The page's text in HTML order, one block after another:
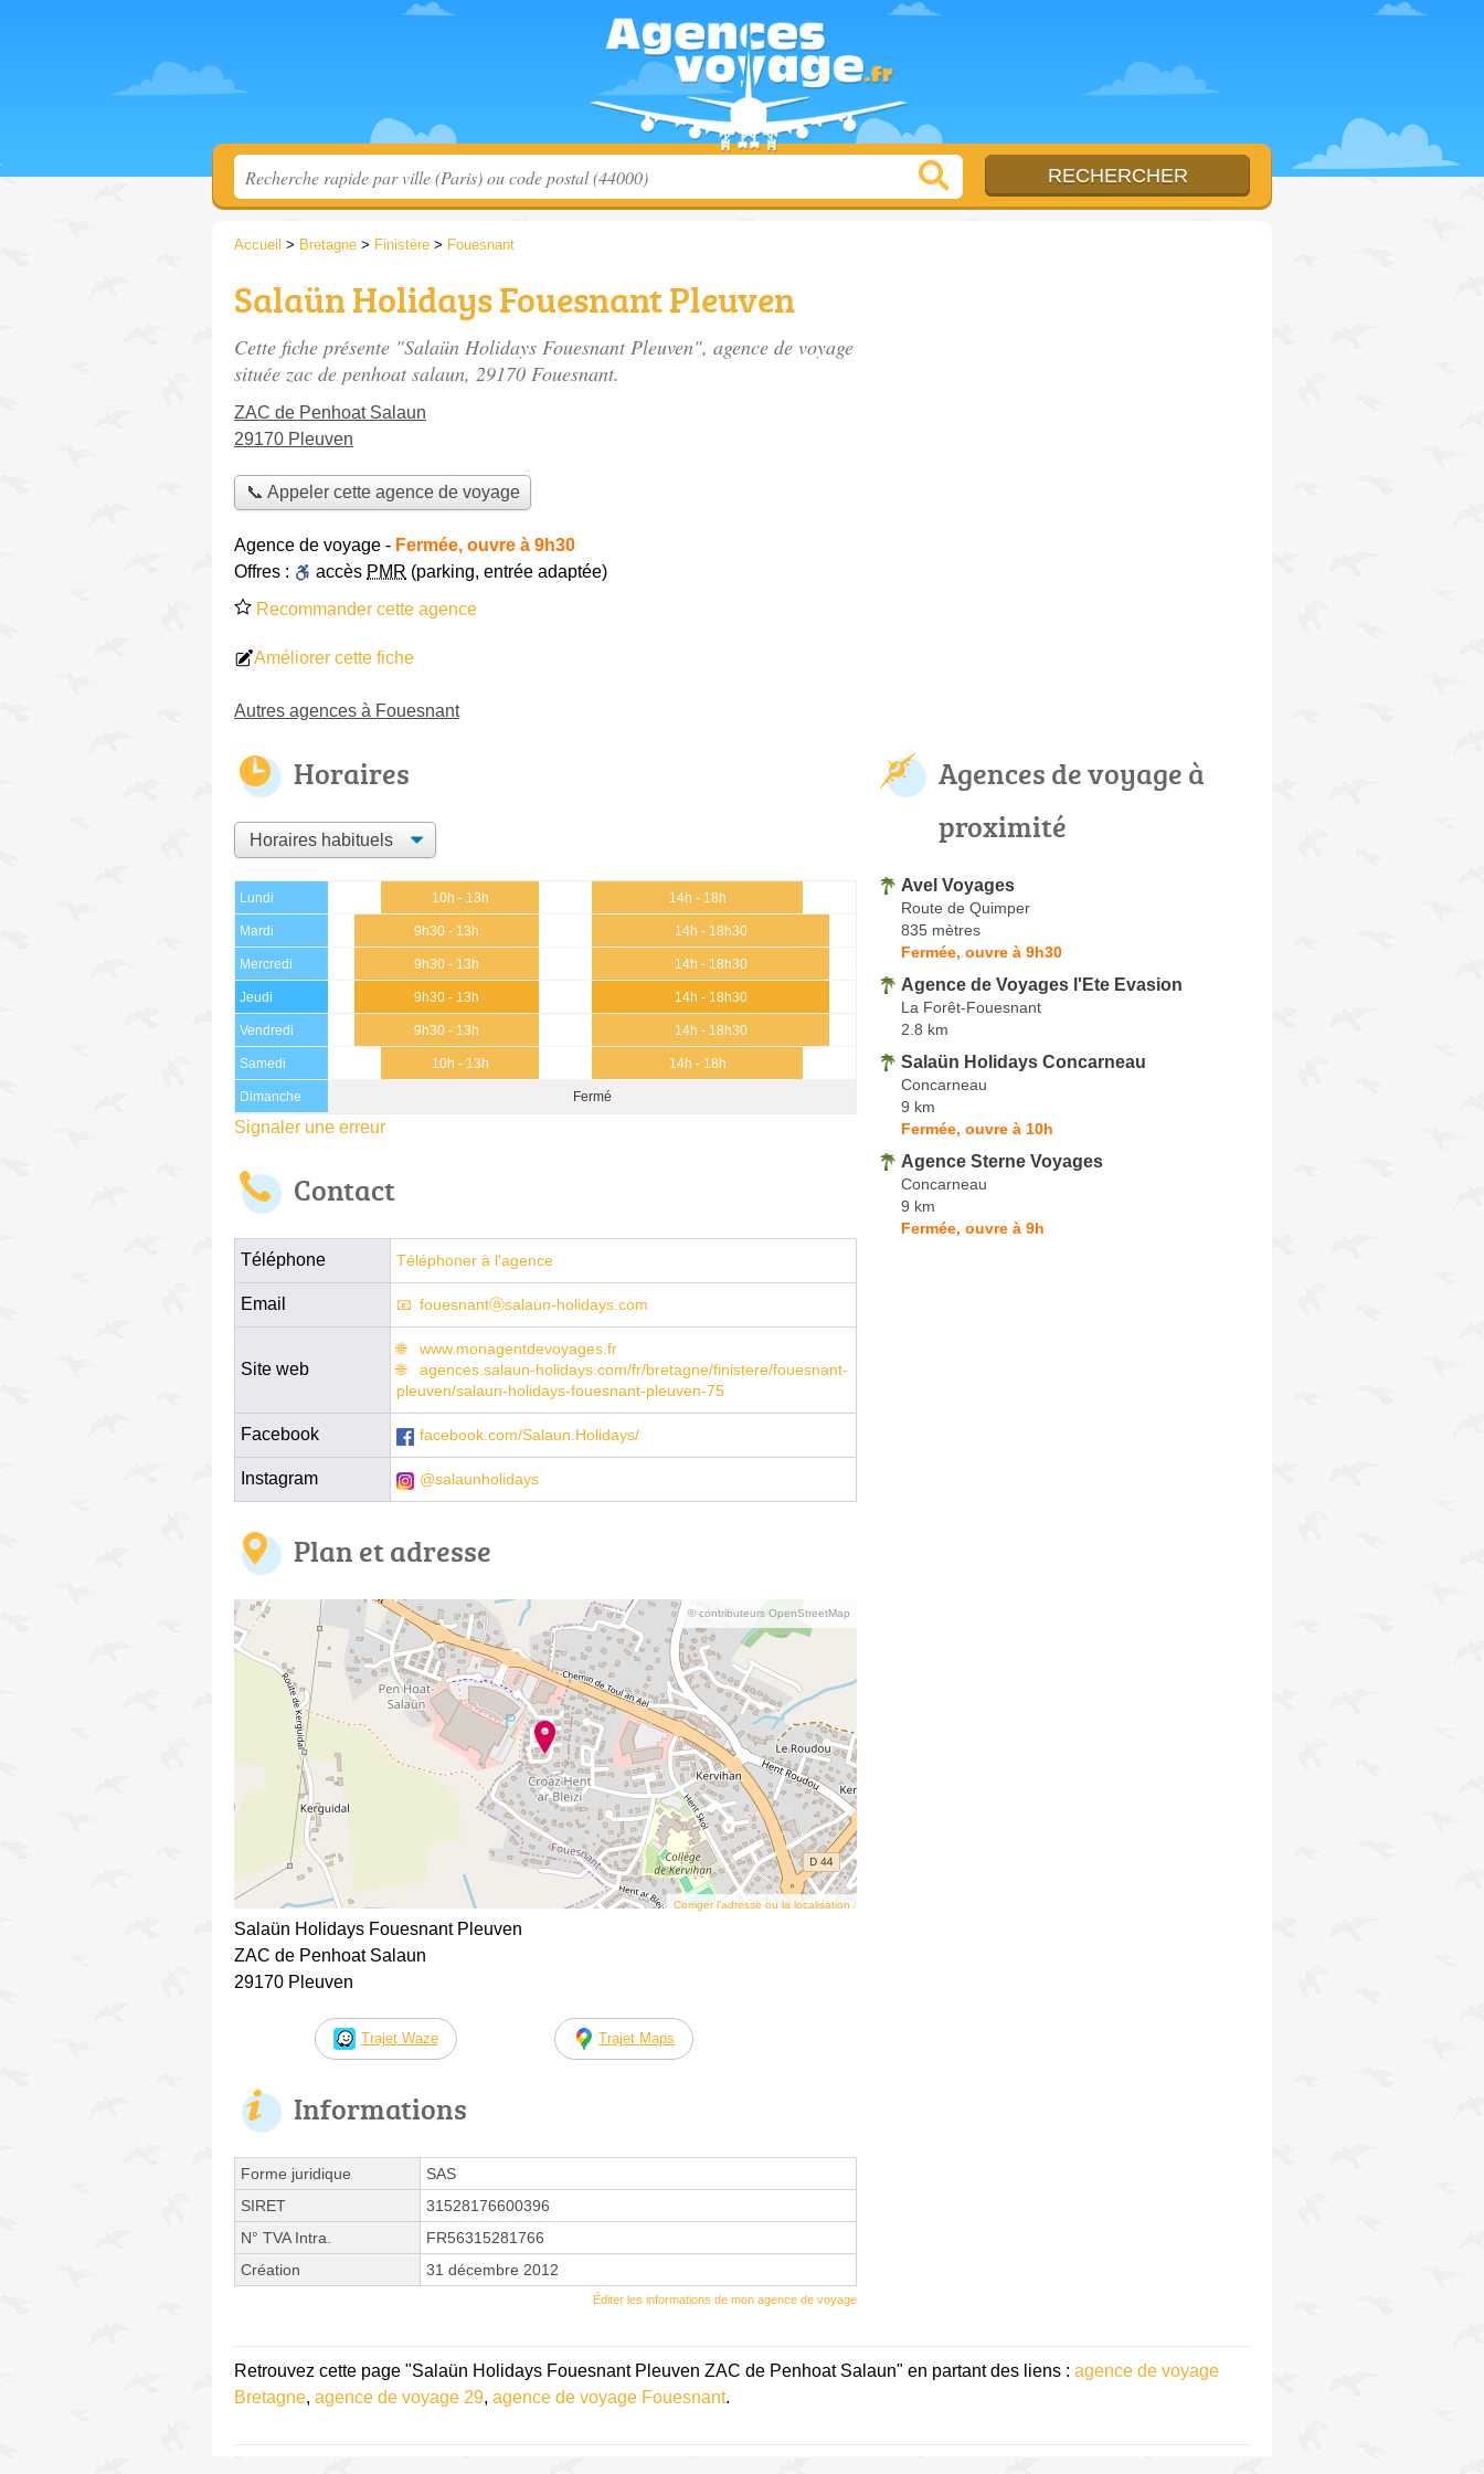
Accueil > Bretagne > Finistère > Fouesnant
Salaün Holidays Fouesnant Pleuven
Cette fiche présente "Salaün Holidays Fouesnant Pleuven", agence de voyage
située zac de penhoat salaun, 29170 Fouesnant.
ZAC de Penhoat Salaun
29170 Pleuven
📞 Appeler cette agence de voyage
Agence de voyage - Fermée, ouvre à 9h30
Offres :
accès PMR (parking, entrée adaptée)
Recommander cette agence
Améliorer cette fiche
Autres agences à Fouesnant
Horaires
Lundi 10h - 13h 14h - 18h
Mardi 9h30 - 13h 14h - 18h30
Mercredi 9h30 - 13h 14h - 18h30
Jeudi 9h30 - 13h 14h - 18h30
Vendredi 9h30 - 13h 14h - 18h30
Samedi 10h - 13h 14h - 18h
Dimanche Fermé
Signaler une erreur
Contact
Téléphone Téléphoner à l'agence
Email fouesnantⓐsalaun-holidays.com
Site web
www.monagentdevoyages.fr
agences.salaun-holidays.com/fr/bretagne/finistere/fouesnant-
pleuven/salaun-holidays-fouesnant-pleuven-75
Facebook facebook.com/Salaun.Holidays/
Instagram @salaunholidays
Plan et adresse
© contributeurs OpenStreetMap
Corriger l’adresse ou la localisation
Salaün Holidays Fouesnant Pleuven
ZAC de Penhoat Salaun
29170 Pleuven
Trajet Waze Trajet Maps
Informations
Forme juridique
SAS
SIRET
31528176600396
N° TVA Intra.
FR56315281766
Création
31 décembre 2012
Éditer les informations de mon agence de voyage
Agences de voyage à
proximité
Avel Voyages
Route de Quimper
835 mètres
Fermée, ouvre à 9h30
Agence de Voyages l'Ete Evasion
La Forêt-Fouesnant
2.8 km
Salaün Holidays Concarneau
Concarneau
9 km
Fermée, ouvre à 10h
Agence Sterne Voyages
Concarneau
9 km
Fermée, ouvre à 9h
Retrouvez cette page "Salaün Holidays Fouesnant Pleuven ZAC de Penhoat Salaun" en partant des liens : agence de voyage
Bretagne, agence de voyage 29, agence de voyage Fouesnant.